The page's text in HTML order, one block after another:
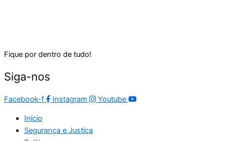
Fique por dentro de tudo!
Siga-nos
Facebook-f Instagram Youtube
Início
Segurança e Justiça